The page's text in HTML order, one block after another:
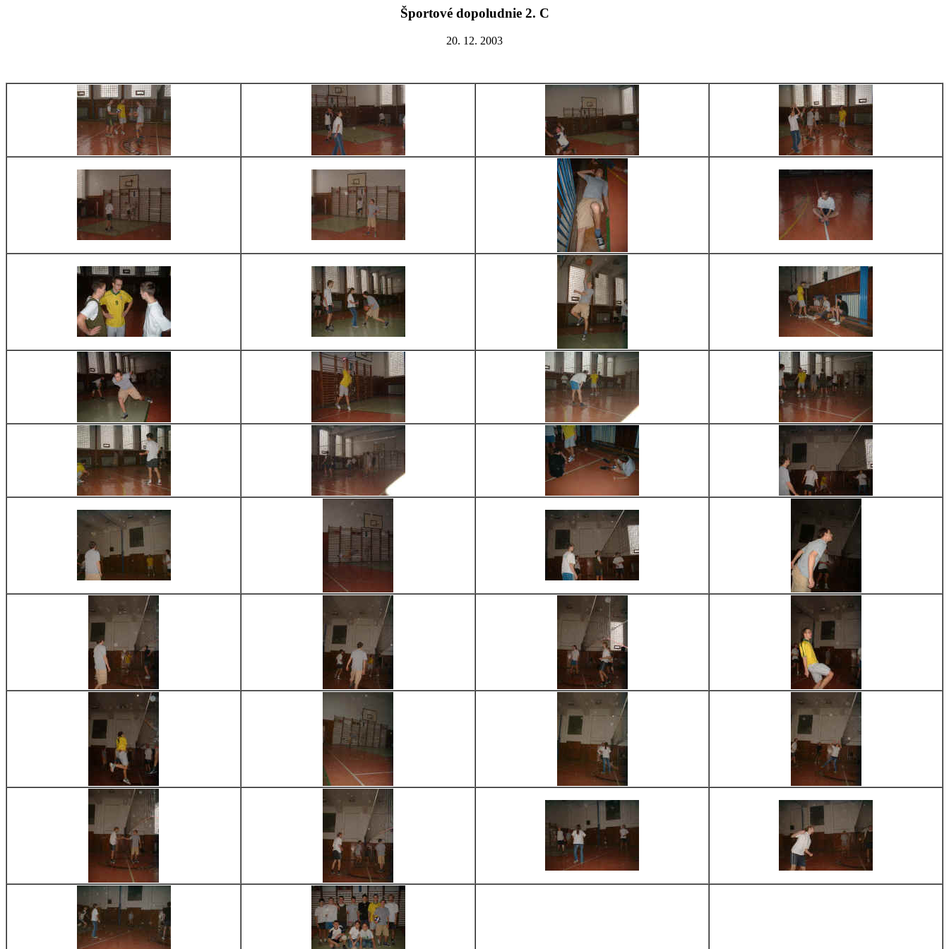
Športové dopoludnie 2. C
20. 12. 2003